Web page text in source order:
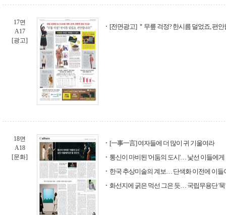
17면
A17
[광고]
[전면광고] ＂무릎 걱정? 한시름 덜었죠, 편
18면
A18
[문화]
[一事一言] 여자들에 더 많이 귀 기울여라
통신이 마비된 '어둠의 도시'… 낯선 이들에게
한국 추상미술의 계보… 단색화 이전에 이들
화선지에 굵은 먹선 그은 듯… 국립무용단 '묵